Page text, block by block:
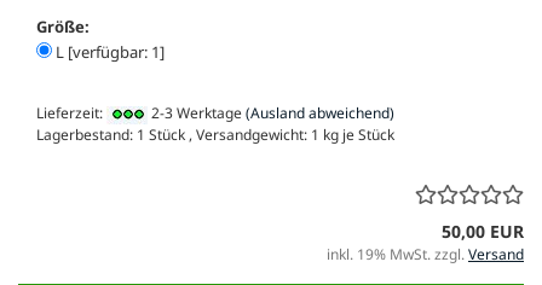
Größe:
L [verfügbar: 1]
Lieferzeit: 2-3 Werktage(Ausland abweichend)
Lagerbestand: 1 Stück , Versandgewicht: 1 kg je Stück
50,00 EUR
inkl. 19% MwSt. zzgl.Versand